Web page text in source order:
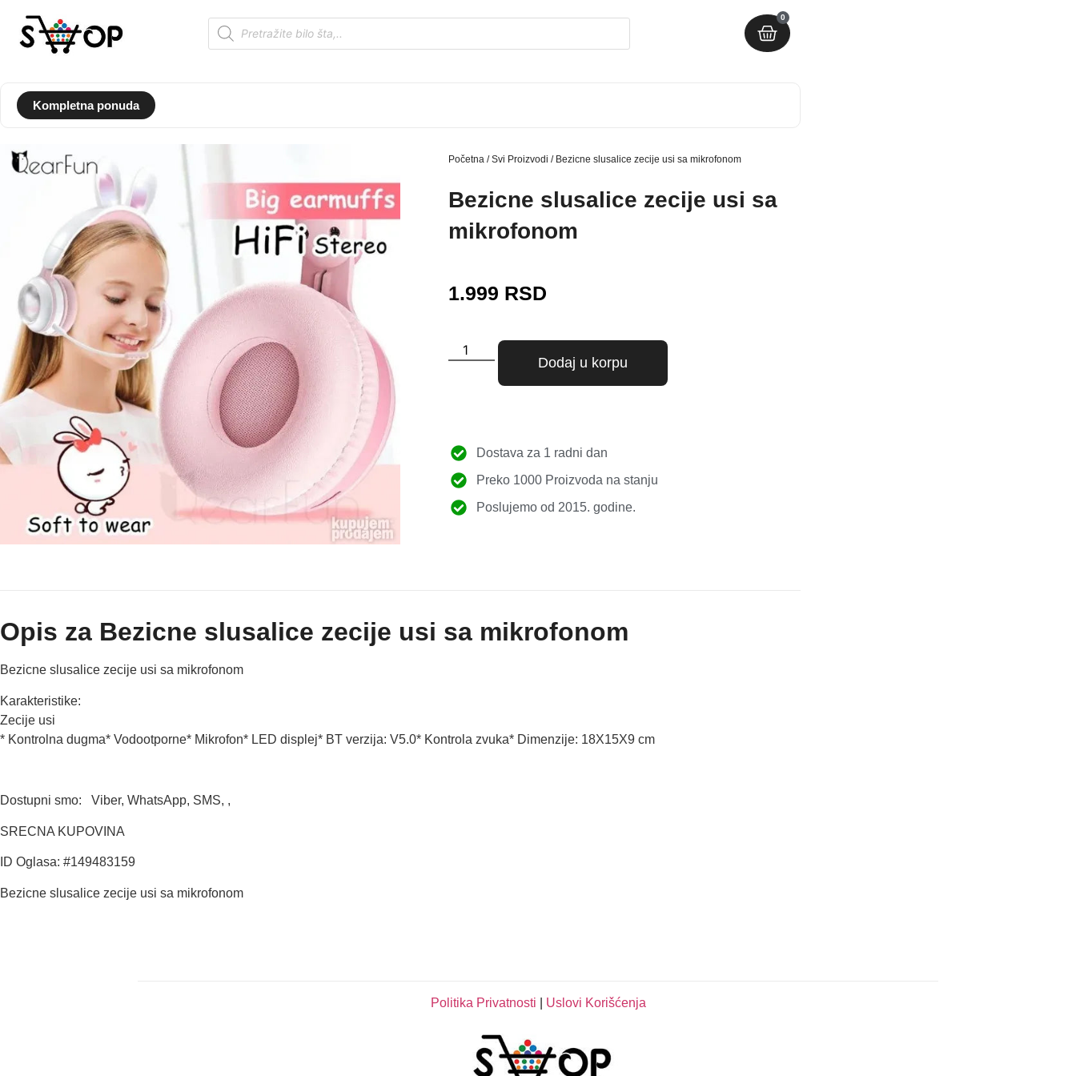
0
Kompletna ponuda
Početna /Svi Proizvodi / Bezicne slusalice zecije usi sa mikrofonom
Bezicne slusalice zecije usi sa
mikrofonom
1.999 RSD
Dodaj u korpu
Dostava za 1 radni dan
Preko 1000 Proizvoda na stanju
Poslujemo od 2015. godine.
Opis za Bezicne slusalice zecije usi sa mikrofonom
Bezicne slusalice zecije usi sa mikrofonom
Karakteristike:
Zecije usi
* Kontrolna dugma* Vodootporne* Mikrofon* LED displej* BT verzija: V5.0* Kontrola zvuka* Dimenzije: 18X15X9 cm
Dostupni smo: Viber, WhatsApp, SMS, ,
SRECNA KUPOVINA
ID Oglasa: #149483159
Bezicne slusalice zecije usi sa mikrofonom
Politika Privatnosti Uslovi Korišćenja